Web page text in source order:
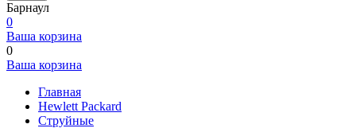
Барнаул
0
Ваша корзина
0
Ваша корзина
Главная
Hewlett Packard
Струйные